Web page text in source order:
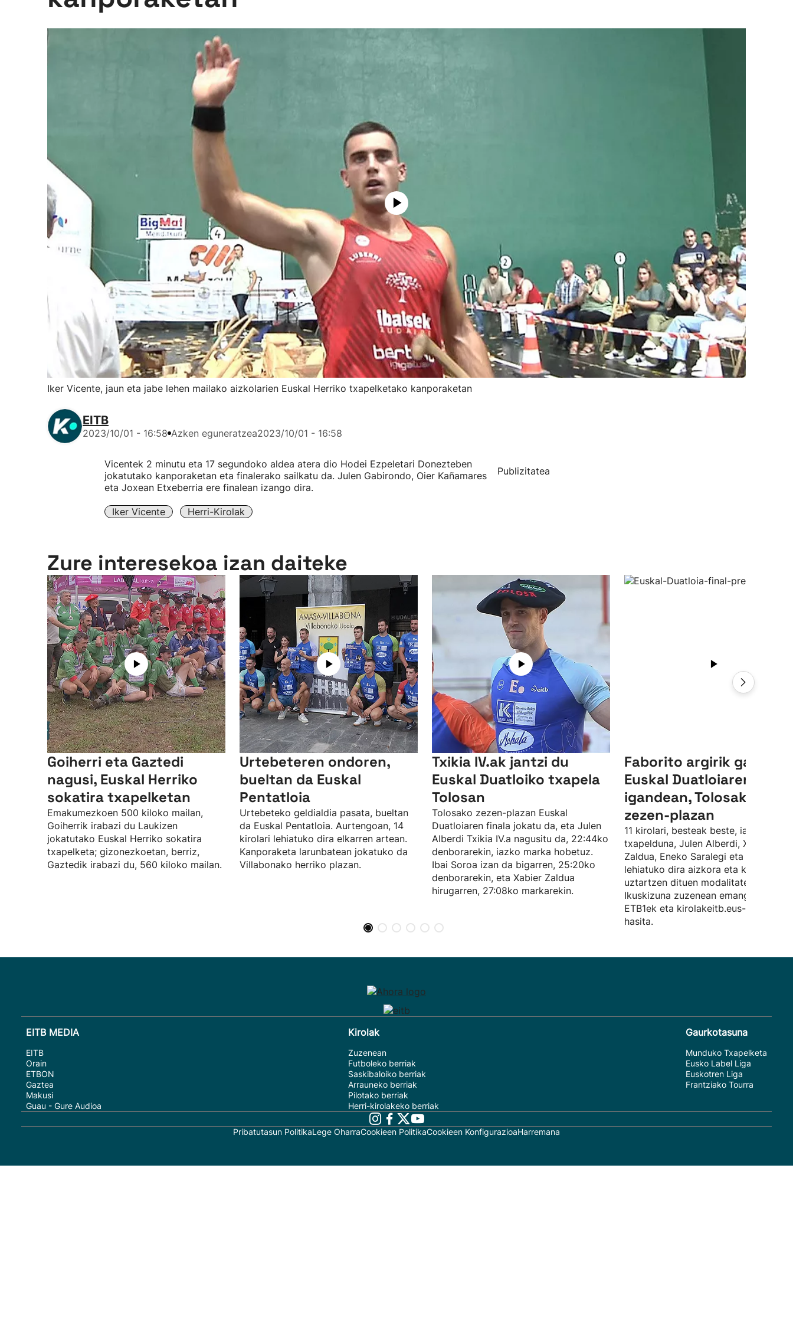
Iker Vicente, jaun eta jabe lehen mailako aizkolarien Euskal Herriko txapelketako kanporaketan
EITB
2023/10/01 - 16:58 Azken eguneratzea2023/10/01 - 16:58
Vicentek 2 minutu eta 17 segundoko aldea atera dio Hodei Ezpeletari Donezteben
jokatutako kanporaketan eta finalerako sailkatu da. Julen Gabirondo, Oier Kañamares
eta Joxean Etxeberria ere finalean izango dira.
Iker Vicente Herri-Kirolak
Publizitatea
Zure interesekoa izan daiteke
Goiherri eta Gaztedi
nagusi, Euskal Herriko
sokatira txapelketan
Emakumezkoen 500 kiloko mailan,
Goiherrik irabazi du Laukizen
jokatutako Euskal Herriko sokatira
txapelketa; gizonezkoetan, berriz,
Gaztedik irabazi du, 560 kiloko mailan.
Urtebeteren ondoren,
bueltan da Euskal
Pentatloia
Urtebeteko geldialdia pasata, bueltan
da Euskal Pentatloia. Aurtengoan, 14
kirolari lehiatuko dira elkarren artean.
Kanporaketa larunbatean jokatuko da
Villabonako herriko plazan.
Txikia IV.ak jantzi du
Euskal Duatloiko txapela
Tolosan
Tolosako zezen-plazan Euskal
Duatloiaren finala jokatu da, eta Julen
Alberdi Txikia IV.a nagusitu da, 22:44ko
denborarekin, iazko marka hobetuz.
Ibai Soroa izan da bigarren, 25:20ko
denborarekin, eta Xabier Zaldua
hirugarren, 27:08ko markarekin.
Faborito argirik gabeko
Euskal Duatloiaren
igandean, Tolosako
zezen-plazan
11 kirolari, besteak beste, iazko
txapelduna, Julen Alberdi, Xabier
Zaldua, Eneko Saralegi eta Ibai
lehiatuko dira aizkora eta korrika
uztartzen dituen modalitate honetan.
Ikuskizuna zuzenean emango dute
ETB1ek eta kirolakeitb.eus-ek,
hasita.
EITB MEDIA
EITB
Orain
ETBON
Gaztea
Makusi
Guau - Gure Audioa
Kirolak
Zuzenean
Futboleko berriak
Saskibaloiko berriak
Arrauneko berriak
Pilotako berriak
Herri-kirolakeko berriak
Gaurkotasuna
Munduko Txapelketa
Eusko Label Liga
Euskotren Liga
Frantziako Tourra
Pribatutasun PolitikaLege OharraCookieen PolitikaCookieen KonfigurazioaHarremana